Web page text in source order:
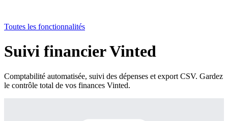
Toutes les fonctionnalités
Suivi financier Vinted
Comptabilité automatisée, suivi des dépenses et export CSV. Gardez
le contrôle total de vos finances Vinted.